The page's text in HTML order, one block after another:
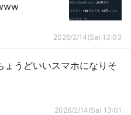
2026/2/14(Sa) 13:03
ょうどいいスマホになりそ
2026/2/14(Sa) 13:01